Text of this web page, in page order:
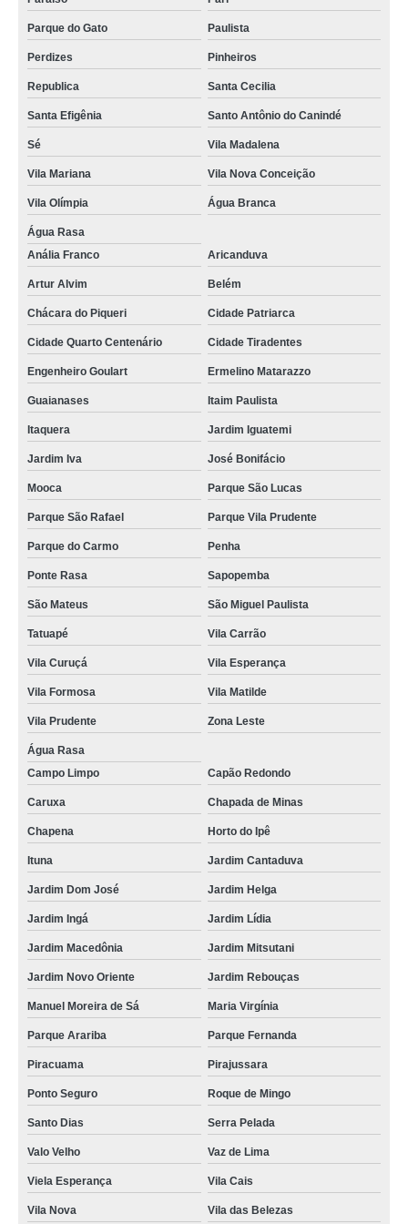
aquecedor de água solar 200 litros valor Piracuama
boiler eletrico e solar Paraiso
valor de aquecedor solar para chuveiros Aricanduva
valor de aquecedor solar para água Cidade Patriarca
preço de aquecedor solar para água Jardim Lídia
preço de aquecedor de água solar 200 litros Bixiga
aquecedor residencial solar Zona Leste
aquecedor solar para chuveiros valor Jardim Paulista
preço de aquecedor residencial solar Vila Olímpia
preço de aquecedor de água solar 200 litros Aclimação
aquecedor de agua com placa solar Penha
boiler solar com apoio eletrico preço Paulista
aquecedor solar para água valor Valo Velho
aquecedor solar para água preço Parque do Carmo
aquecedor solar para chuveiros preço Jardim Novo Oriente
aquecedor solar para água valor Higienópolis
aquecedor solar para chuveiros Mooca
aquecedor solar para água preço Guaianases
aquecedor residencial solar valor Ermelino Matarazzo
preço de aquecedor residencial solar Chapada de Minas
aquecedor residencial solar preço Ponte Rasa
aquecedor solar para chuveiro e torneiras valor Engenheiro Goulart
aquecedor de agua com placa solar preço Vila Mariana
boiler eletrico e solar valor Pari
preço de aquecedor solar para chuveiro e torneiras Jardim Cantaduva
valor de aquecedor de agua solar residencial Jardim Iguatemi
aquecedor de água solar 200 litros Vaz de Lima
aquecedor solar de agua para chuveiro preço Jardim Novo Oriente
preço de aquecedor solar para chuveiro e torneiras Viela Esperança
valor de aquecedor solar de agua para chuveiro Aclimação
boiler solar com apoio eletrico Mooca
valor de aquecedor solar de agua para chuveiro Moinho
Parque do Gato Paulista
Perdizes Pinheiros
Republica Santa Cecilia
Santa Efigênia Santo Antônio do Canindé
Sé Vila Madalena
Vila Mariana Vila Nova Conceição
Vila Olímpia Água Branca
Água Rasa
Anália Franco
Aricanduva
Artur Alvim Belém
Chácara do Piqueri Cidade Patriarca
Cidade Quarto Centenário Cidade Tiradentes
Engenheiro Goulart Ermelino Matarazzo
Guaianases Itaim Paulista
Itaquera Jardim Iguatemi
Jardim Iva José Bonifácio
Mooca Parque São Lucas
Parque São Rafael Parque Vila Prudente
Parque do Carmo Penha
Ponte Rasa Sapopemba
São Mateus São Miguel Paulista
Tatuapé Vila Carrão
Vila Curuçá Vila Esperança
Vila Formosa Vila Matilde
Vila Prudente Zona Leste
Água Rasa
Campo Limpo
Capão Redondo
Caruxa Chapada de Minas
Chapena Horto do Ipê
Ituna Jardim Cantaduva
Jardim Dom José Jardim Helga
Jardim Ingá Jardim Lídia
Jardim Macedônia Jardim Mitsutani
Jardim Novo Oriente Jardim Rebouças
Manuel Moreira de Sá Maria Virgínia
Parque Arariba Parque Fernanda
Piracuama Pirajussara
Ponto Seguro Roque de Mingo
Santo Dias Serra Pelada
Valo Velho Vaz de Lima
Viela Esperança Vila Cais
Vila Nova Vila das Belezas